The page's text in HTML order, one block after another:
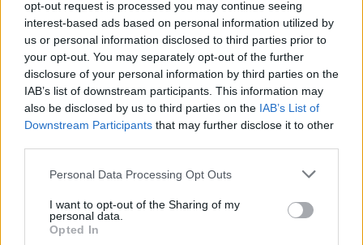
opt-out request is processed you may continue seeing
interest-based ads based on personal information utilized by
us or personal information disclosed to third parties prior to
your opt-out. You may separately opt-out of the further
disclosure of your personal information by third parties on the
IAB’s list of downstream participants. This information may
also be disclosed by us to third parties on the IAB’s List of
Downstream Participants that may further disclose it to other
Personal Data Processing Opt Outs
I want to opt-out of the Sharing of my
personal data.
Opted In